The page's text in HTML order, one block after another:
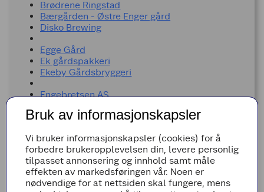
Brødrene Ringstad
Bærgården - Østre Enger gård
Disko Brewing
Egge Gård
Ek gårdspakkeri
Ekeby Gårdsbryggeri
Engebretsen AS
Fossen Gård
Granum Gård
H - N
Bruk av informasjonskapsler
Vi bruker informasjonskapsler (cookies) for å
forbedre brukeropplevelsen din, levere personlig
tilpasset annonsering og innhold samt måle
effekten av markedsføringen vår. Noen er
nødvendige for at nettsiden skal fungere, mens